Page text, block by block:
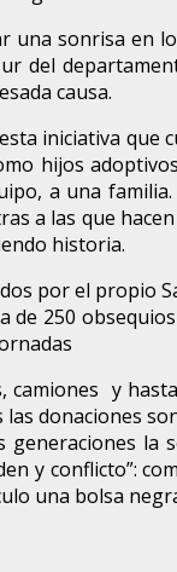
una sonrisa en
del
causa.
iniciativa que
hijos
a una
a las que
historia.
por el propio
250
camiones y
donaciones
la
y conflicto”:
una bolsa